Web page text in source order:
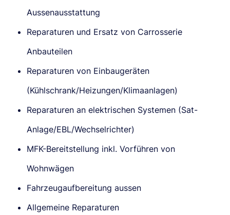
Aussenausstattung
Reparaturen und Ersatz von Carrosserie
Anbauteilen
Reparaturen von Einbaugeräten
(Kühlschrank/Heizungen/Klimaanlagen)
Reparaturen an elektrischen Systemen (Sat-
Anlage/EBL/Wechselrichter)
MFK-Bereitstellung inkl. Vorführen von
Wohnwägen
Fahrzeugaufbereitung aussen
Allgemeine Reparaturen